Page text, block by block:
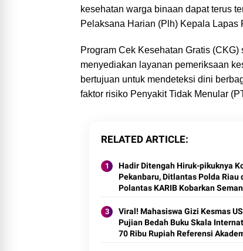
kesehatan warga binaan dapat terus
Pelaksana Harian (Plh) Kepala Lapas
Program Cek Kesehatan Gratis
menyediakan layanan pemeriksaan
bertujuan untuk mendeteksi dini
faktor risiko Penyakit Tidak Menular
RELATED ARTICLE
Hadir Ditengah Hiruk-pikuknya
Pekanbaru, Ditlantas Polda Riau
Polantas KARIB Kobarkan
Policing Jelang HUT RI Ke-81
Viral! Mahasiswa Gizi Kesmas
Pujian Bedah Buku Skala
70 Ribu Rupiah Referensi